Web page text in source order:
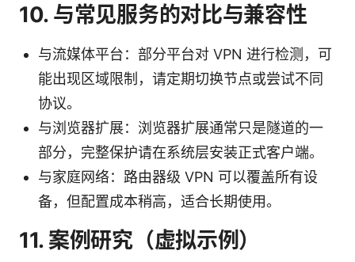
10. 与常见服务的对比与兼容性
与流媒体平台：部分平台对 VPN 进行检测，可
能出现区域限制，请定期切换节点或尝试不同
协议。
与浏览器扩展：浏览器扩展通常只是隧道的一
部分，完整保护请在系统层安装正式客户端。
与家庭网络：路由器级 VPN 可以覆盖所有设
备，但配置成本稍高，适合长期使用。
11. 案例研究（虚拟示例）